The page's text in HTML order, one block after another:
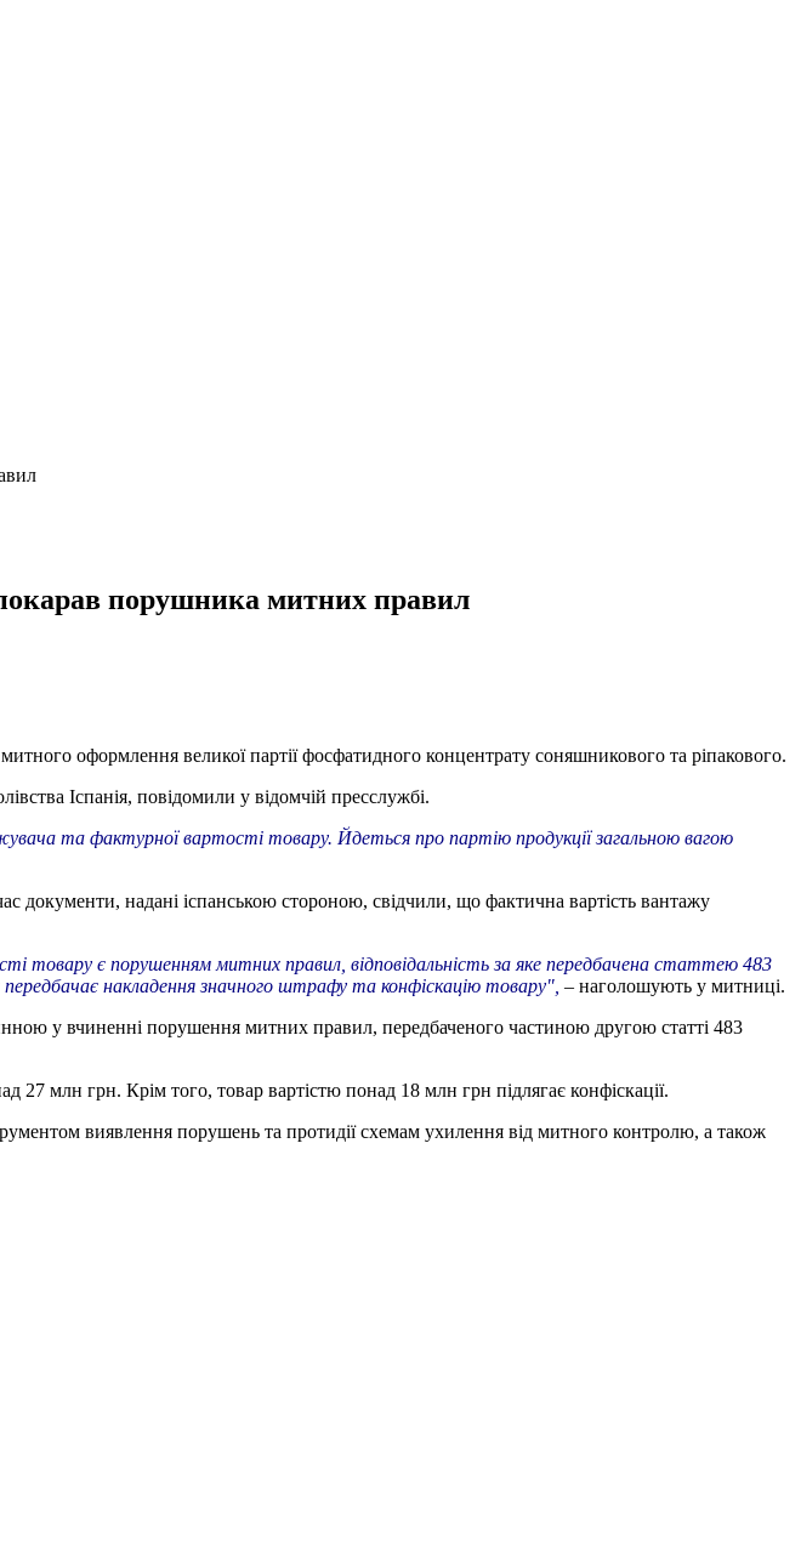
порушника митних правил
оформлення великої партії фосфатидного концентрату соняшникового та ріпакового.
Іспанія, повідомили у відомчій пресслужбі.
та фактурної вартості товару. Йдеться про партію продукції загальною вагою
документи, надані іспанською стороною, свідчили, що фактична вартість вантажу
товару є порушенням митних правил, відповідальність за яке передбачена статтею 483
накладення значного штрафу та конфіскацію товару", – наголошують у митниці.
у вчиненні порушення митних правил, передбаченого частиною другою статті 483
27 млн грн. Крім того, товар вартістю понад 18 млн грн підлягає конфіскації.
виявлення порушень та протидії схемам ухилення від митного контролю, а також